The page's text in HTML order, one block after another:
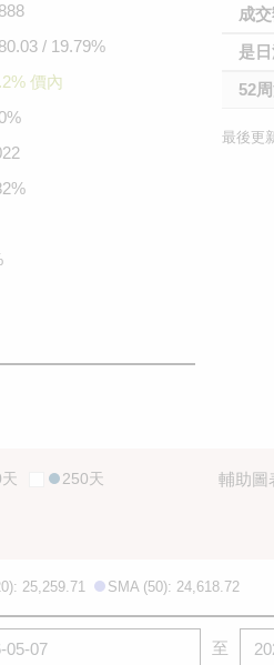
/ 19.79%
價內
成
是
52
最後更
250天 輔助圖
25,259.71 SMA (50): 24,618.72
至